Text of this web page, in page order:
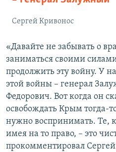
Сергей Кривонос
«Давайте не забывать о
заниматься своими
продолжить эту войну. У
этой войны – генерал
Федорович. Вот когда он
освобождать Крым тогда-
нужно воспринимать. Те,
имея на то право, – это
прокомментировал